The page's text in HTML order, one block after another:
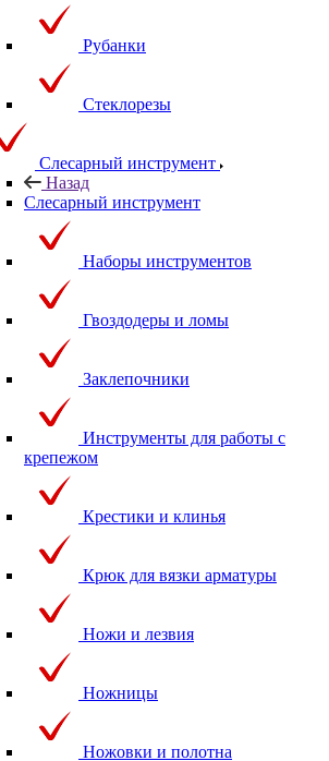
Рубанки
Стеклорезы
Слесарный инструмент
Назад
Слесарный инструмент
Наборы инструментов
Гвоздодеры и ломы
Заклепочники
Инструменты для работы с
крепежом
Крестики и клинья
Крюк для вязки арматуры
Ножи и лезвия
Ножницы
Ножовки и полотна